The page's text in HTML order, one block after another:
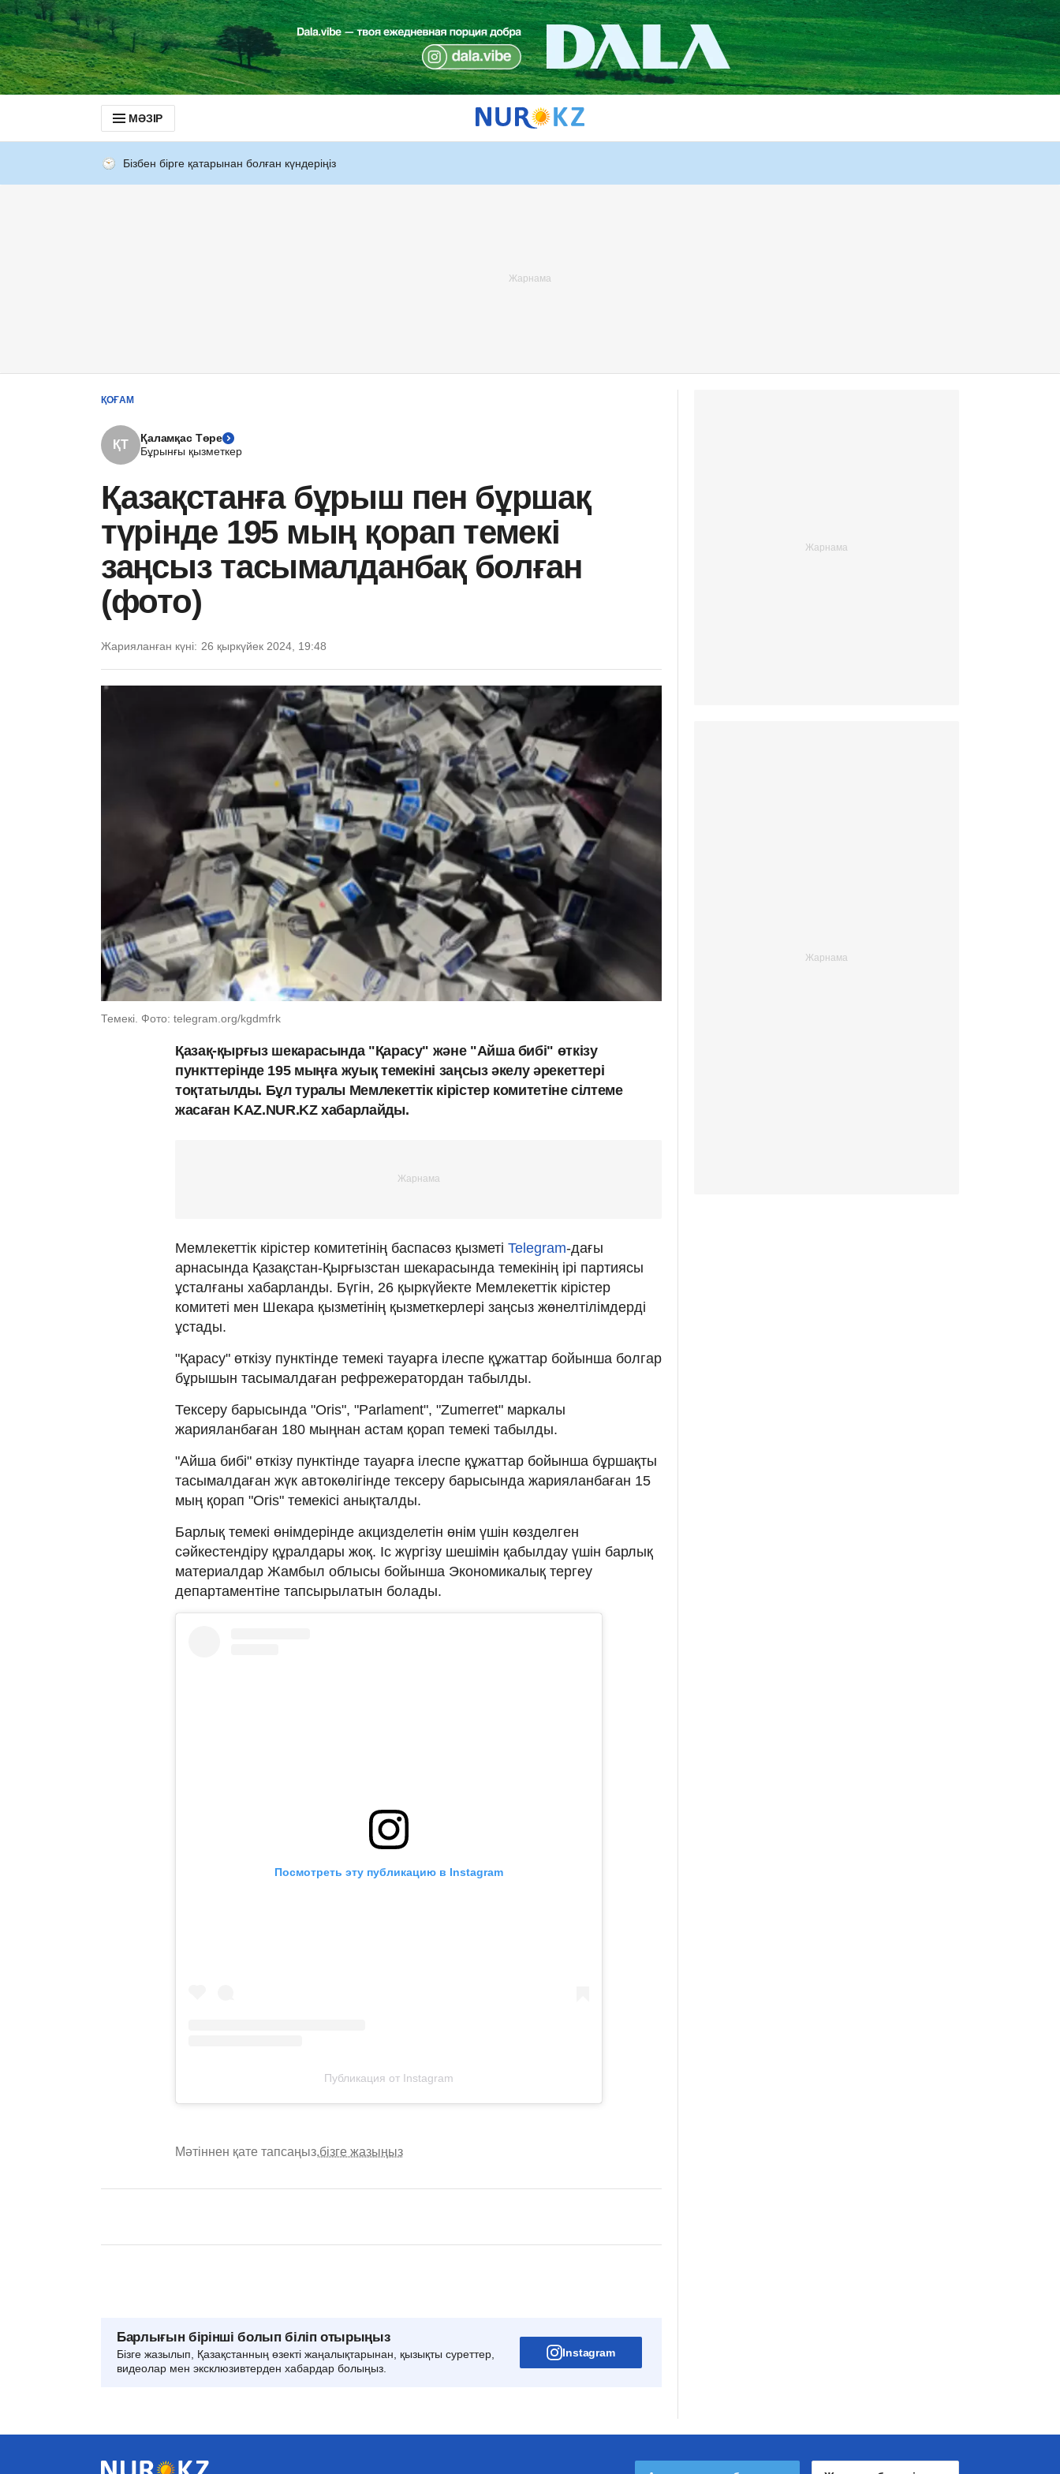
МӘЗІР
Бізбен бірге қатарынан болған күндеріңіз
ҚОҒАМ
ҚТ
Қаламқас Төре
Бұрынғы қызметкер
Қазақстанға бұрыш пен бұршақ
түрінде 195 мың қорап темекі
заңсыз тасымалданбақ болған
(фото)
Жарияланған күні: 26 қыркүйек 2024, 19:48
Темекі. Фото: telegram.org/kgdmfrk
Қазақ-қырғыз шекарасында "Қарасу" және "Айша бибі" өткізу
пункттерінде 195 мыңға жуық темекіні заңсыз әкелу әрекеттері
тоқтатылды. Бұл туралы Мемлекеттік кірістер комитетіне сілтеме
жасаған KAZ.NUR.KZ хабарлайды.
Мемлекеттік кірістер комитетінің баспасөз қызметі Telegram-дағы
арнасында Қазақстан-Қырғызстан шекарасында темекінің ірі партиясы
ұсталғаны хабарланды. Бүгін, 26 қыркүйекте Мемлекеттік кірістер
комитеті мен Шекара қызметінің қызметкерлері заңсыз жөнелтілімдерді
ұстады.
"Қарасу" өткізу пунктінде темекі тауарға ілеспе құжаттар бойынша болгар
бұрышын тасымалдаған рефрежератордан табылды.
Тексеру барысында "Oris", "Parlament", "Zumerret" маркалы
жарияланбаған 180 мыңнан астам қорап темекі табылды.
"Айша бибі" өткізу пунктінде тауарға ілеспе құжаттар бойынша бұршақты
тасымалдаған жүк автокөлігінде тексеру барысында жарияланбаған 15
мың қорап "Oris" темекісі анықталды.
Барлық темекі өнімдерінде акцизделетін өнім үшін көзделген
сәйкестендіру құралдары жоқ. Іс жүргізу шешімін қабылдау үшін барлық
материалдар Жамбыл облысы бойынша Экономикалық тергеу
департаментіне тапсырылатын болады.
Посмотреть эту публикацию в Instagram
Публикация от Instagram
Мәтіннен қате тапсаңыз,бізге жазыңыз
Барлығын бірінші болып біліп отырыңыз
Бізге жазылып, Қазақстанның өзекті жаңалықтарынан, қызықты суреттер,
видеолар мен эксклюзивтерден хабардар болыңыз.
Instagram